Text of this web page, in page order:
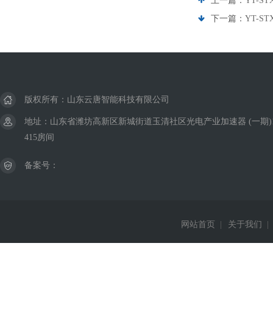
下一篇： YT-
版权所有：山东云唐智能科技有限公司
地址：山东省潍坊高新区新城街道玉清社区光电产业加速器 (一期
415房间
备案号：
网站首页 关于我们